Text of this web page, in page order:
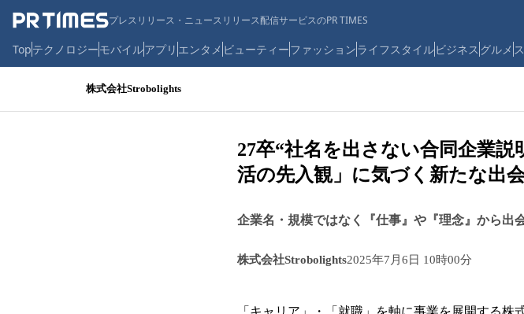
プレスリリース・ニュースリリース配信サービスのPR TIMES
Topテクノロジーモバイルアプリ エンタメ ビューティーファッションライフスタイルビジネス グルメ
株式会社Strobolights
27卒“社名を出さない合同企業
活の先入観」に気づく新たな出
企業名・規模ではなく『仕事』や『理念』から出
株式会社Strobolights2025年7月6日 10時00分
「キャリア」・「就職」を軸に事業を展開する株